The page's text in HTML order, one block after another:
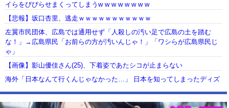
イらをびびらせまくってしまうw w w w w w w w
【悲報】坂口杏里、逃走ｗｗｗｗｗｗｗｗｗｗｗ
左翼市民団体、広島では通用せず「人殺しの汚い足で広島の土を踏む
な！」→広島県民「お前らの方が汚いんじゃ！」「ワシらが広島県民じ
ゃ」
【画像】影山優佳さん(25)、下着姿であたシコが止まらない
海外「日本なんて行くんじゃなかった…」 日本を知ってしまったディズ
【動画】USJの禁止エリアに子どもたちが続々乱入 → スタッフが注意し